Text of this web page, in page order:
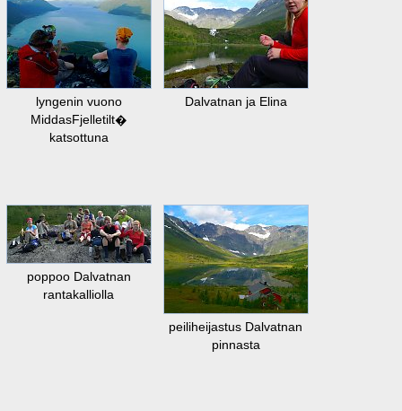
lyngenin vuono
MiddasFjelletilt�
katsottuna
Dalvatnan ja Elina
poppoo Dalvatnan
rantakalliolla
peiliheijastus Dalvatnan
pinnasta